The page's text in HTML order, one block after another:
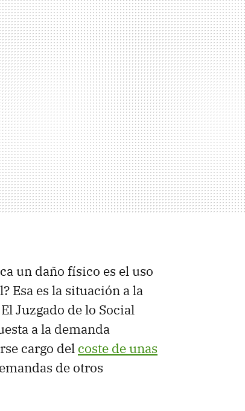
un daño físico es el uso
Esa es la situación a la
Juzgado de lo Social
a la demanda
cargo del coste de unas
de otros